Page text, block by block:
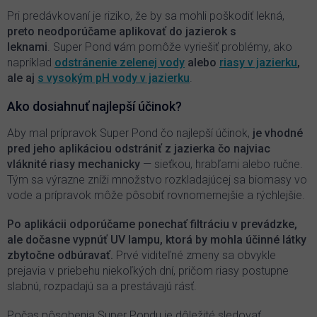
Pri predávkovaní je riziko, že by sa mohli poškodiť lekná,
preto neodporúčame aplikovať do jazierok s
leknami. Super Pond vám pomôže vyriešiť problémy, ako
napríklad odstránenie zelenej vody alebo riasy v jazierku,
ale aj s vysokým pH vody v jazierku.
Ako dosiahnuť najlepší účinok?
Aby mal prípravok Super Pond čo najlepší účinok, je vhodné
pred jeho aplikáciou odstrániť z jazierka čo najviac
vláknité riasy mechanicky — sieťkou, hrabľami alebo ručne.
Tým sa výrazne zníži množstvo rozkladajúcej sa biomasy vo
vode a prípravok môže pôsobiť rovnomernejšie a rýchlejšie.
Po aplikácii odporúčame ponechať filtráciu v prevádzke,
ale dočasne vypnúť UV lampu, ktorá by mohla účinné látky
zbytočne odbúravať. Prvé viditeľné zmeny sa obvykle
prejavia v priebehu niekoľkých dní, pričom riasy postupne
slabnú, rozpadajú sa a prestávajú rásť.